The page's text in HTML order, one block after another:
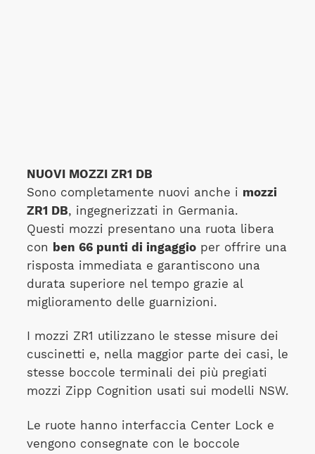
NUOVI MOZZI ZR1 DB
Sono completamente nuovi anche i mozzi
ZR1 DB, ingegnerizzati in Germania.
Questi mozzi presentano una ruota libera
con ben 66 punti di ingaggioper offrire una
risposta immediata e garantiscono una
durata superiore nel tempo grazie al
miglioramento delle guarnizioni.
I mozzi ZR1 utilizzano le stesse misure dei
cuscinetti e, nella maggior parte dei casi, le
stesse boccole terminali dei più pregiati
mozzi Zipp Cognition usati sui modelli NSW.
Le ruote hanno interfaccia Center Lock e
vengono consegnate con le boccole